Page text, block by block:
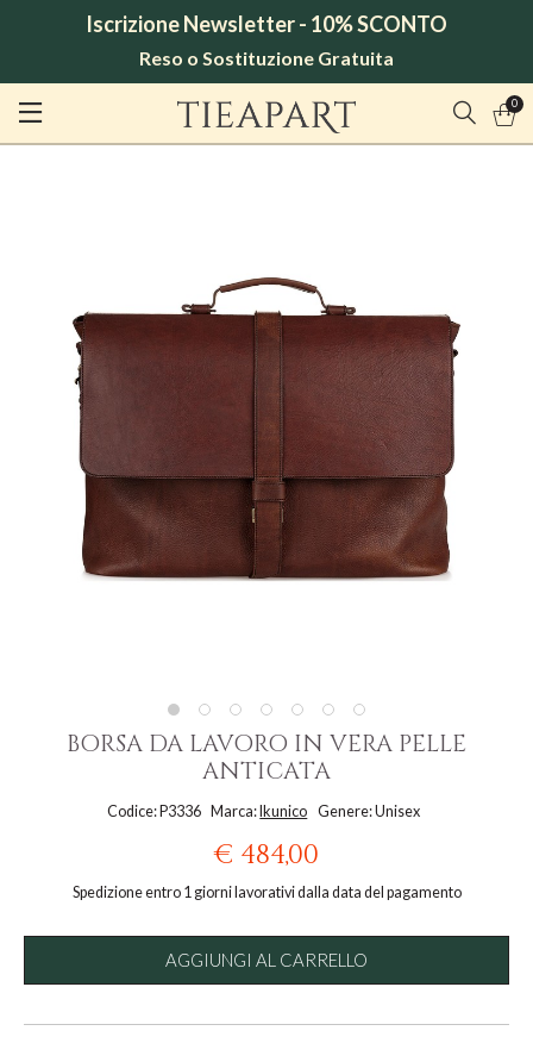
Iscrizione Newsletter - 10% SCONTO
Reso o Sostituzione Gratuita
0
BORSA DA LAVORO IN VERA PELLE
ANTICATA
Codice: P3336 Marca: Ikunico Genere: Unisex
€ 484,00
Spedizione entro 1 giorni lavorativi dalla data del pagamento
AGGIUNGI AL CARRELLO